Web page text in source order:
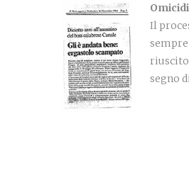
Il
riuscito
segno